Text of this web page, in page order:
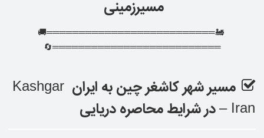
مسیرزمینی
🚂══════════════════════════🚚
══════════════════════════🔄
مسیر شهر کاشغر چین به ایران Kashgar
– Iran در شرایط محاصره دریایی